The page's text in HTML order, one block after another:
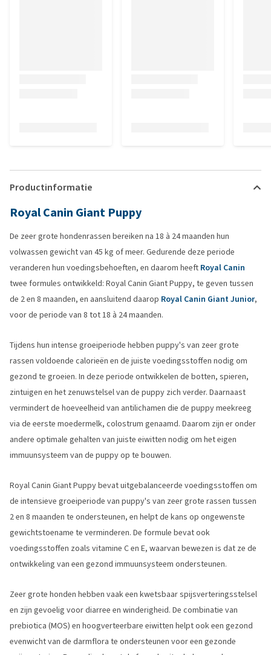
Productinformatie
Royal Canin Giant Puppy
De zeer grote hondenrassen bereiken na 18 à 24 maanden hun
volwassen gewicht van 45 kg of meer. Gedurende deze periode
veranderen hun voedingsbehoeften, en daarom heeft Royal Canin
twee formules ontwikkeld: Royal Canin Giant Puppy, te geven tussen
de 2 en 8 maanden, en aansluitend daarop Royal Canin Giant Junior,
voor de periode van 8 tot 18 à 24 maanden.
Tijdens hun intense groeiperiode hebben puppy's van zeer grote
rassen voldoende calorieën en de juiste voedingsstoffen nodig om
gezond te groeien. In deze periode ontwikkelen de botten, spieren,
zintuigen en het zenuwstelsel van de puppy zich verder. Daarnaast
vermindert de hoeveelheid van antilichamen die de puppy meekreeg
via de eerste moedermelk, colostrum genaamd. Daarom zijn er onder
andere optimale gehalten van juiste eiwitten nodig om het eigen
immuunsysteem van de puppy op te bouwen.
Royal Canin Giant Puppy bevat uitgebalanceerde voedingsstoffen om
de intensieve groeiperiode van puppy's van zeer grote rassen tussen
2 en 8 maanden te ondersteunen, en helpt de kans op ongewenste
gewichtstoename te verminderen. De formule bevat ook
voedingsstoffen zoals vitamine C en E, waarvan bewezen is dat ze de
ontwikkeling van een gezond immuunsysteem ondersteunen.
Zeer grote honden hebben vaak een kwetsbaar spijsverteringsstelsel
en zijn gevoelig voor diarree en winderigheid. De combinatie van
prebiotica (MOS) en hoogverteerbare eiwitten helpt ook een gezond
evenwicht van de darmflora te ondersteunen voor een gezonde